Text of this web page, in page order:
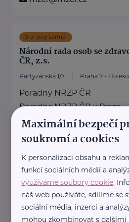
Bronzový partner
Národní rada osob se
ČR, z.s.
Partyzánská 1/7 Praha 7 -
Poradny NRZP ČR
Poradna NRZP ČR v Praze
Partyzánská 1/7, 170 00
230 234 956, ...
https://nrzp.cz/
+420 230 234 954
nrzpcr@nrzp.cz
Policie ČR
Maximální bezpečí
soukromí a cookies
K personalizaci obsahu a
funkcí sociálních médií a
využíváme soubory cookie.
náš web používáte, sdílíme se
sociální média, inzerci a
mohou zkombinovat s